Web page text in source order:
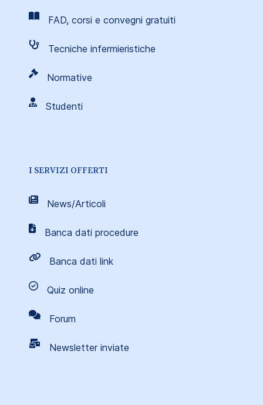
FAD, corsi e convegni gratuiti
Tecniche infermieristiche
Normative
Studenti
I SERVIZI OFFERTI
News/Articoli
Banca dati procedure
Banca dati link
Quiz online
Forum
Newsletter inviate